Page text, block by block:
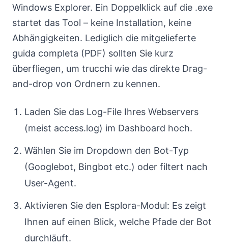
Windows Explorer. Ein Doppelklick auf die .exe
startet das Tool – keine Installation, keine
Abhängigkeiten. Lediglich die mitgelieferte
guida completa (PDF) sollten Sie kurz
überfliegen, um trucchi wie das direkte Drag-
and-drop von Ordnern zu kennen.
Laden Sie das Log-File Ihres Webservers
(meist access.log) im Dashboard hoch.
Wählen Sie im Dropdown den Bot-Typ
(Googlebot, Bingbot etc.) oder filtert nach
User-Agent.
Aktivieren Sie den Esplora-Modul: Es zeigt
Ihnen auf einen Blick, welche Pfade der Bot
durchläuft.